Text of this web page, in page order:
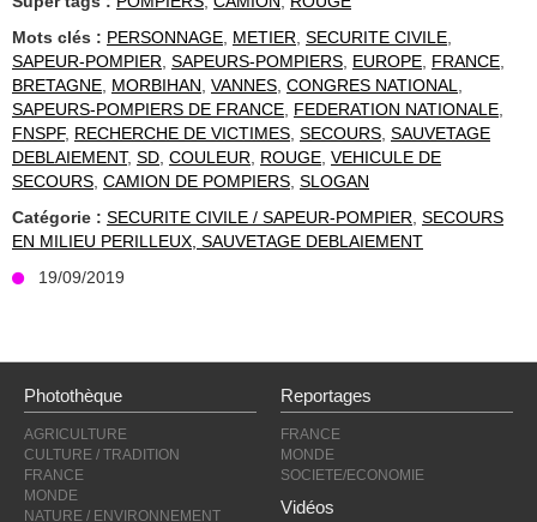
Mots clés : PERSONNAGE, METIER, SECURITE CIVILE,
SAPEUR-POMPIER, SAPEURS-POMPIERS, EUROPE, FRANCE,
BRETAGNE, MORBIHAN, VANNES, CONGRES NATIONAL,
SAPEURS-POMPIERS DE FRANCE, FEDERATION NATIONALE,
FNSPF, RECHERCHE DE VICTIMES, SECOURS, SAUVETAGE
DEBLAIEMENT, SD, COULEUR, ROUGE, VEHICULE DE
SECOURS, CAMION DE POMPIERS, SLOGAN
Catégorie : SECURITE CIVILE / SAPEUR-POMPIER, SECOURS
EN MILIEU PERILLEUX, SAUVETAGE DEBLAIEMENT
19/09/2019
Photothèque
AGRICULTURE
CULTURE / TRADITION
FRANCE
MONDE
NATURE / ENVIRONNEMENT
Reportages
FRANCE
MONDE
SOCIETE/ECONOMIE
Vidéos